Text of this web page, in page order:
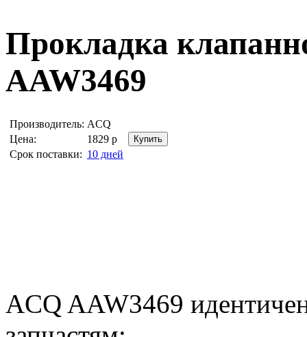
Прокладка
AAW3469
Производитель: ACQ
Цена:
1829 р
Срок поставки: 10 дней
ACQ AAW3469